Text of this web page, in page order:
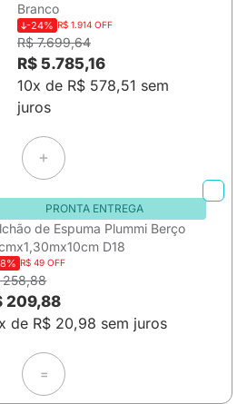
Branco
-24% R$ 1.914 OFF
R$ 7.699,64
R$ 5.785,16
10x de R$ 578,51 sem
juros
PRONTA ENTREGA
de Espuma Plummi Berço
D18
R$ 49 OFF
258,88
209,88
de R$ 20,98 sem juros
=